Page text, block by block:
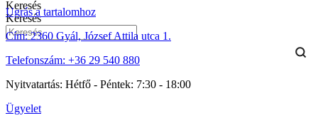
Ugrás a tartalomhoz
Cím:2360 Gyál, József Attila utca 1.
Telefonszám: +36 29 540 880
Nyitvatartás: Hétfő - Péntek: 7:30 - 18:00
Ügyelet
Keresés
Keresés